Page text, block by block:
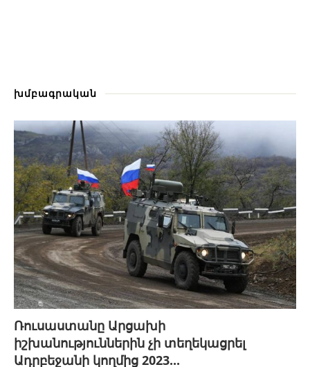
խմբագրական
Ռուսաստանը Արցախի
իշխանություններին չի տեղեկացրել
Ադրբեջանի կողմից 2023...